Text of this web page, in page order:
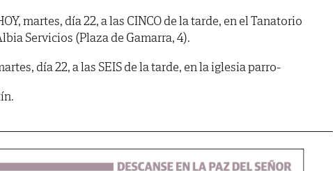
martes, día 22, a las CINCO de la tarde, en el Tanatorio
Servicios (Plaza de Gamarra, 4).
día 22, a las SEIS de la tarde, en la iglesia parro-